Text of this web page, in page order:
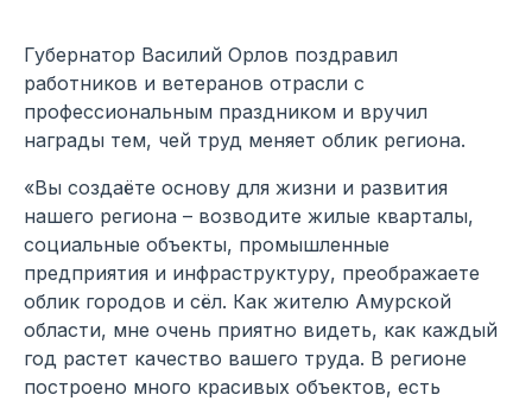
Губернатор Василий Орлов поздравил
работников и ветеранов отрасли с
профессиональным праздником и вручил
награды тем, чей труд меняет облик региона.
«Вы создаёте основу для жизни и развития
нашего региона – возводите жилые кварталы,
социальные объекты, промышленные
предприятия и инфраструктуру, преображаете
облик городов и сёл. Как жителю Амурской
области, мне очень приятно видеть, как каждый
год растет качество вашего труда. В регионе
построено много красивых объектов, есть